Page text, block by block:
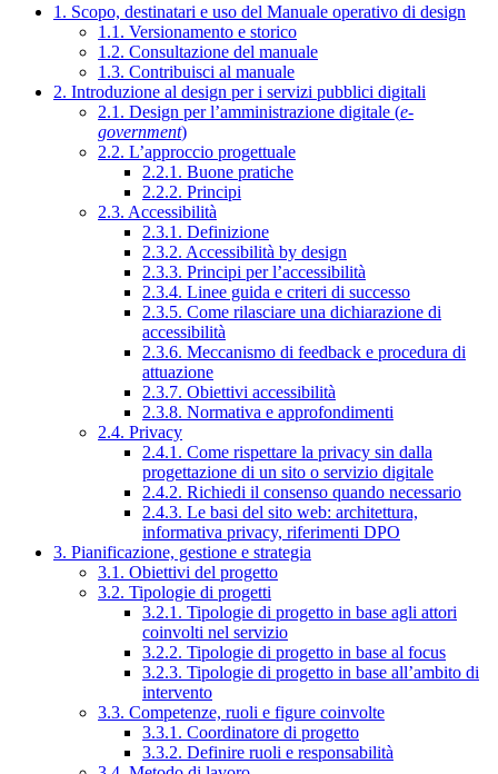
1. Scopo, destinatari e uso del Manuale operativo di design
1.1. Versionamento e storico
1.2. Consultazione del manuale
1.3. Contribuisci al manuale
2. Introduzione al design per i servizi pubblici digitali
2.1. Design per l’amministrazione digitale (e-
government)
2.2. L’approccio progettuale
2.2.1. Buone pratiche
2.2.2. Principi
2.3. Accessibilità
2.3.1. Definizione
2.3.2. Accessibilità by design
2.3.3. Principi per l’accessibilità
2.3.4. Linee guida e criteri di successo
2.3.5. Come rilasciare una dichiarazione di
accessibilità
2.3.6. Meccanismo di feedback e procedura di
attuazione
2.3.7. Obiettivi accessibilità
2.3.8. Normativa e approfondimenti
2.4. Privacy
2.4.1. Come rispettare la privacy sin dalla
progettazione di un sito o servizio digitale
2.4.2. Richiedi il consenso quando necessario
2.4.3. Le basi del sito web: architettura,
informativa privacy, riferimenti DPO
3. Pianificazione, gestione e strategia
3.1. Obiettivi del progetto
3.2. Tipologie di progetti
3.2.1. Tipologie di progetto in base agli attori
coinvolti nel servizio
3.2.2. Tipologie di progetto in base al focus
3.2.3. Tipologie di progetto in base all’ambito di
intervento
3.3. Competenze, ruoli e figure coinvolte
3.3.1. Coordinatore di progetto
3.3.2. Definire ruoli e responsabilità